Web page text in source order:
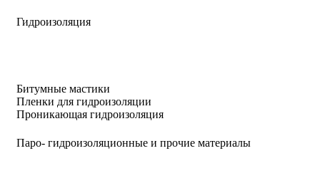
Гидроизоляция
Битумные мастики
Пленки для гидроизоляции
Проникающая гидроизоляция
Паро- гидроизоляционные и прочие материалы